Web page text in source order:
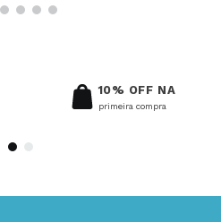
10% OFF NA
primeira compra